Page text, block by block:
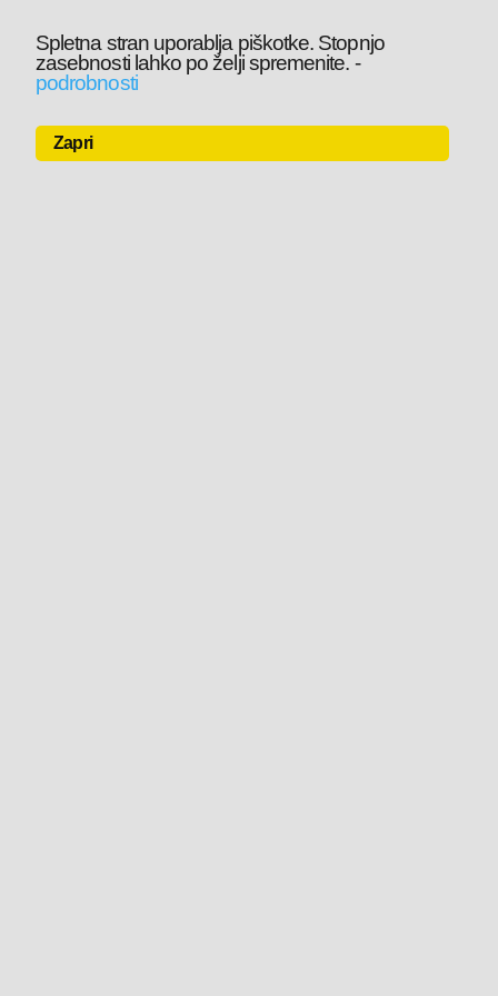
Spletna stran uporablja piškotke. Stopnjo
zasebnosti lahko po želji spremenite. -
podrobnosti
Zapri